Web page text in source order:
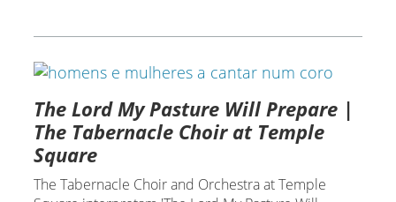
The Lord My Pasture Will Prepare |
The Tabernacle Choir at Temple
Square
The Tabernacle Choir and Orchestra at Temple